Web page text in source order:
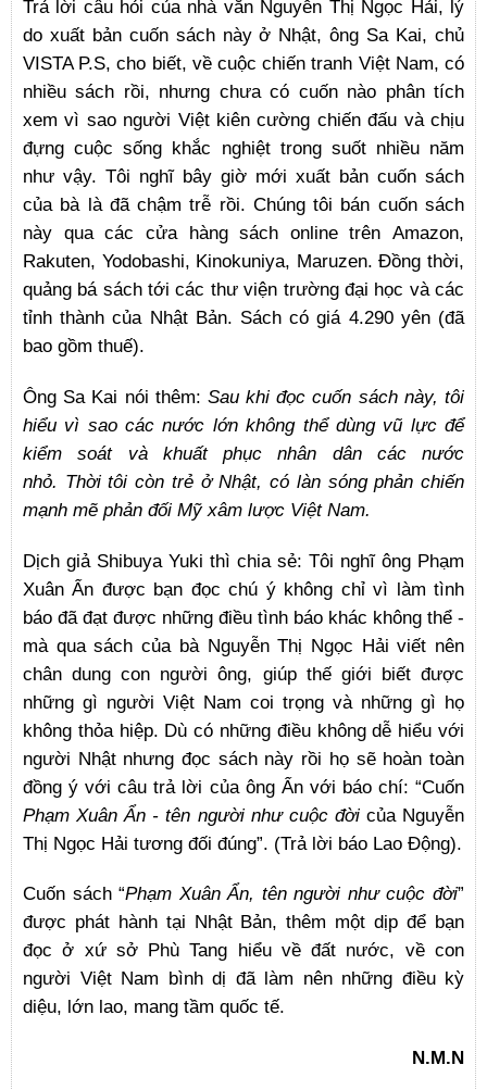
Trả lời câu hỏi của nhà văn Nguyễn Thị Ngọc Hải, lý
do xuất bản cuốn sách này ở Nhật, ông Sa Kai, chủ
VISTA P.S, cho biết, về cuộc chiến tranh Việt Nam, có
nhiều sách rồi, nhưng chưa có cuốn nào phân tích
xem vì sao người Việt kiên cường chiến đấu và chịu
đựng cuộc sống khắc nghiệt trong suốt nhiều năm
như vậy. Tôi nghĩ bây giờ mới xuất bản cuốn sách
của bà là đã chậm trễ rồi. Chúng tôi bán cuốn sách
này qua các cửa hàng sách online trên Amazon,
Rakuten, Yodobashi, Kinokuniya, Maruzen. Đồng thời,
quảng bá sách tới các thư viện trường đại học và các
tỉnh thành của Nhật Bản. Sách có giá 4.290 yên (đã
bao gồm thuế).
Ông Sa Kai nói thêm: Sau khi đọc cuốn sách này, tôi
hiểu vì sao các nước lớn không thể dùng vũ lực để
kiểm soát và khuất phục nhân dân các nước
nhỏ. Thời tôi còn trẻ ở Nhật, có làn sóng phản chiến
mạnh mẽ phản đối Mỹ xâm lược Việt Nam.
Dịch giả Shibuya Yuki thì chia sẻ: Tôi nghĩ ông Phạm
Xuân Ẩn được bạn đọc chú ý không chỉ vì làm tình
báo đã đạt được những điều tình báo khác không thể -
mà qua sách của bà Nguyễn Thị Ngọc Hải viết nên
chân dung con người ông, giúp thế giới biết được
những gì người Việt Nam coi trọng và những gì họ
không thỏa hiệp. Dù có những điều không dễ hiểu với
người Nhật nhưng đọc sách này rồi họ sẽ hoàn toàn
đồng ý với câu trả lời của ông Ẩn với báo chí: “Cuốn
Phạm Xuân Ẩn - tên người như cuộc đời của Nguyễn
Thị Ngọc Hải tương đối đúng”. (Trả lời báo Lao Động).
Cuốn sách “Phạm Xuân Ẩn, tên người như cuộc đời”
được phát hành tại Nhật Bản, thêm một dịp để bạn
đọc ở xứ sở Phù Tang hiểu về đất nước, về con
người Việt Nam bình dị đã làm nên những điều kỳ
diệu, lớn lao, mang tầm quốc tế.
N.M.N